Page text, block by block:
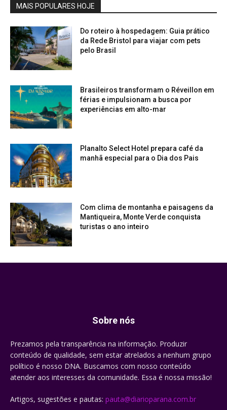
MAIS POPULARES HOJE
Do roteiro à hospedagem: Guia prático
da Rede Bristol para viajar com pets
pelo Brasil
Brasileiros transformam o Réveillon em
férias e impulsionam a busca por
experiências em alto-mar
Planalto Select Hotel prepara café da
manhã especial para o Dia dos Pais
Com clima de montanha e paisagens da
Mantiqueira, Monte Verde conquista
turistas o ano inteiro
Sobre nós
Prezamos pela transparência na informação. Produzir
conteúdo de qualidade, sem estar atrelados a nenhum grupo
político é nosso DNA. Buscamos com nosso conteúdo
atender aos interesses da comunidade. Essa é nossa missão!
Artigos, sugestões e pautas: pauta@diarioparana.com.br